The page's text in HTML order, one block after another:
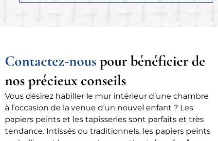
Contactez-nous pour bénéficier de
nos précieux conseils
Vous désirez habiller le mur intérieur d’une chambre
à l’occasion de la venue d’un nouvel enfant ? Les
papiers peints et les tapisseries sont parfaits et très
tendance. Intissés ou traditionnels, les papiers peints